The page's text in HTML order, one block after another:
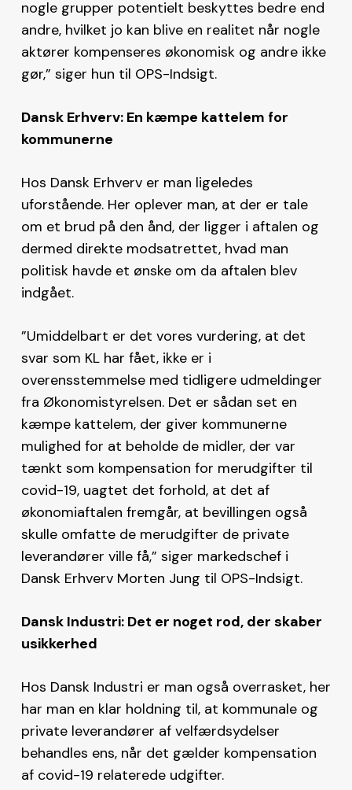
nogle grupper potentielt beskyttes bedre end
andre, hvilket jo kan blive en realitet når nogle
aktører kompenseres økonomisk og andre ikke
gør,” siger hun til OPS-Indsigt.
Dansk Erhverv: En kæmpe kattelem for
kommunerne
Hos Dansk Erhverv er man ligeledes
uforstående. Her oplever man, at der er tale
om et brud på den ånd, der ligger i aftalen og
dermed direkte modsatrettet, hvad man
politisk havde et ønske om da aftalen blev
indgået.
”Umiddelbart er det vores vurdering, at det
svar som KL har fået, ikke er i
overensstemmelse med tidligere udmeldinger
fra Økonomistyrelsen. Det er sådan set en
kæmpe kattelem, der giver kommunerne
mulighed for at beholde de midler, der var
tænkt som kompensation for merudgifter til
covid-19, uagtet det forhold, at det af
økonomiaftalen fremgår, at bevillingen også
skulle omfatte de merudgifter de private
leverandører ville få,” siger markedschef i
Dansk Erhverv Morten Jung til OPS-Indsigt.
Dansk Industri: Det er noget rod, der skaber
usikkerhed
Hos Dansk Industri er man også overrasket, her
har man en klar holdning til, at kommunale og
private leverandører af velfærdsydelser
behandles ens, når det gælder kompensation
af covid-19 relaterede udgifter.